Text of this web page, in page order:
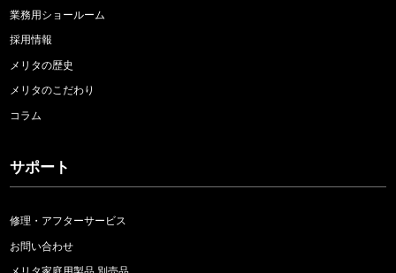
業務用ショールーム
採用情報
メリタの歴史
メリタのこだわり
コラム
サポート
修理・アフターサービス
お問い合わせ